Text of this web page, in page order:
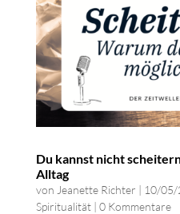
Du kannst nicht
Alltag
von Jeanette Richter | 10/05/
Spiritualität| 0 Kommentare